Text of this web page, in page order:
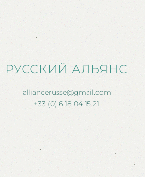
РУССКИЙ АЛЬЯНС
alliancerusse@gmail.com
+33 (0) 6 18 04 15 21